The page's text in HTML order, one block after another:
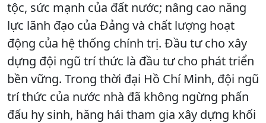
tộc, sức mạnh của đất nước; nâng cao năng
lực lãnh đạo của Đảng và chất lượng hoạt
động của hệ thống chính trị. Đầu tư cho xây
dựng đội ngũ trí thức là đầu tư cho phát triển
bền vững. Trong thời đại Hồ Chí Minh, đội ngũ
trí thức của nước nhà đã không ngừng phấn
đấu hy sinh, hăng hái tham gia xây dựng khối